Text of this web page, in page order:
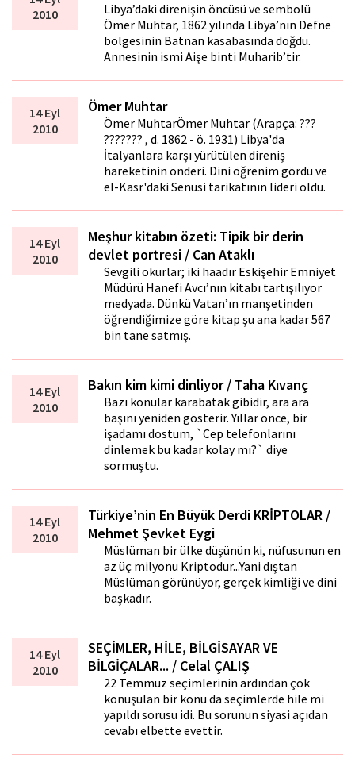
2010
Libya’daki direnişin öncüsü ve sembolü
Ömer Muhtar, 1862 yılında Libya’nın Defne
bölgesinin Batnan kasabasında doğdu.
Annesinin ismi Aişe binti Muharib’tir.
14 Eyl
2010
Ömer Muhtar
Ömer MuhtarÖmer Muhtar (Arapça: ???
??????? , d. 1862 - ö. 1931) Libya'da
İtalyanlara karşı yürütülen direniş
hareketinin önderi. Dini öğrenim gördü ve
el-Kasr'daki Senusi tarikatının lideri oldu.
14 Eyl
2010
Meşhur kitabın özeti: Tipik bir derin
devlet portresi / Can Ataklı
Sevgili okurlar; iki haftadır Eskişehir Emniyet
Müdürü Hanefi Avcı’nın kitabı tartışılıyor
medyada. Dünkü Vatan’ın manşetinden
öğrendiğimize göre kitap şu ana kadar 567
bin tane satmış.
14 Eyl
2010
Bakın kim kimi dinliyor / Taha Kıvanç
Bazı konular karabatak gibidir, ara ara
başını yeniden gösterir. Yıllar önce, bir
işadamı dostum, `Cep telefonlarını
dinlemek bu kadar kolay mı?` diye
sormuştu.
14 Eyl
2010
Türkiye’nin En Büyük Derdi KRİPTOLAR /
Mehmet Şevket Eygi
Müslüman bir ülke düşünün ki, nüfusunun en
az üç milyonu Kriptodur...Yani dıştan
Müslüman görünüyor, gerçek kimliği ve dini
başkadır.
14 Eyl
2010
SEÇİMLER, HİLE, BİLGİSAYAR VE
BİLGİÇALAR... / Celal ÇALIŞ
22 Temmuz seçimlerinin ardından çok
konuşulan bir konu da seçimlerde hile mi
yapıldı sorusu idi. Bu sorunun siyasi açıdan
cevabı elbette evettir.